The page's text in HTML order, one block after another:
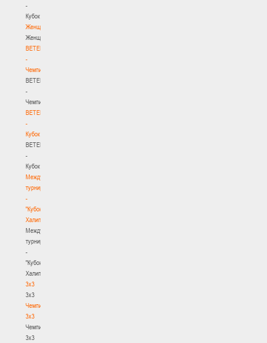
-
Кубок
Женщины
Женщины
BETERA
-
Чемпионат
BETERA
-
Чемпионат
BETERA
-
Кубок
BETERA
-
Кубок
Международный
турнир
-
"Кубок
Халипского"
Международный
турнир
-
"Кубок
Халипского"
3x3
3x3
Чемпионат
3х3
Чемпионат
3х3